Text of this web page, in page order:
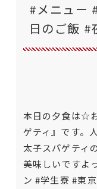
#メニュー
日のご飯 #
本日の夕食は☆
ゲティ』です。
太子スパゲティ
美味しいですよ
ン #学生寮 #東京